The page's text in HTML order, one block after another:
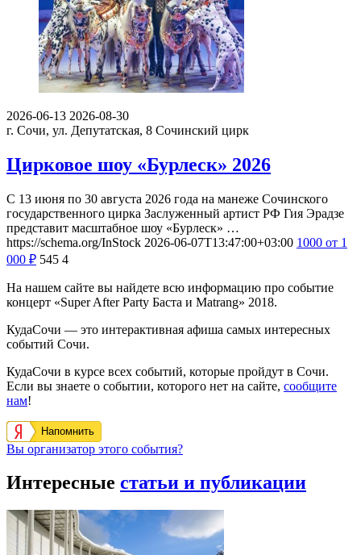
2026-06-13 2026-08-30
г. Сочи, ул. Депутатская, 8 Сочинский цирк
Цирковое шоу «Бурлеск» 2026
С 13 июня по 30 августа 2026 года на манеже Сочинского
государственного цирка Заслуженный артист РФ Гия Эрадзе
представит масштабное шоу «Бурлеск» …
https://schema.org/InStock 2026-06-07T13:47:00+03:00 1000 от 1
000 ₽ 545 4
На нашем сайте вы найдете всю информацию про событие
концерт «Super After Party Баста и Matrang» 2018.
КудаСочи — это интерактивная афиша самых интересных
событий Сочи.
КудаСочи в курсе всех событий, которые пройдут в Сочи.
Если вы знаете о событии, которого нет на сайте, сообщите
нам!
Напомнить
Вы организатор этого события?
Интересные статьи и публикации